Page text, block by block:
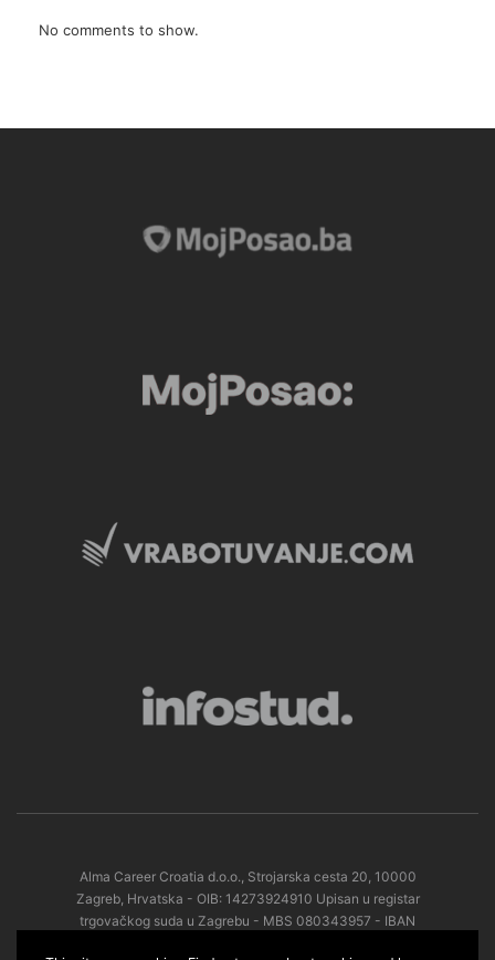
No comments to show.
Alma Career Croatia d.o.o., Strojarska cesta 20, 10000
Zagreb, Hrvatska - OIB: 14273924910 Upisan u registar
trgovačkog suda u Zagrebu - MBS 080343957 - IBAN